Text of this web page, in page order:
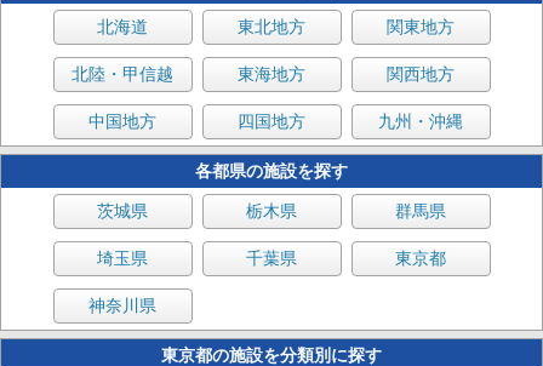
北海道 東北地方 関東地方
北陸・甲信越 東海地方 関西地方
中国地方 四国地方 九州・沖縄
各都県の施設を探す
茨城県 栃木県 群馬県
埼玉県 千葉県 東京都
神奈川県
東京都の施設を分類別に探す